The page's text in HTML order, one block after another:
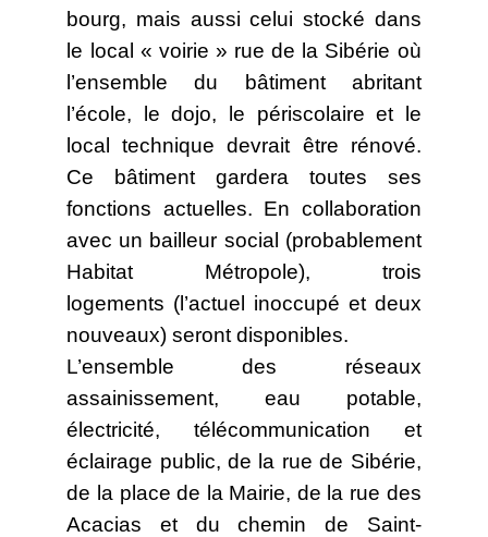
bourg, mais aussi celui stocké dans
le local « voirie » rue de la Sibérie où
l’ensemble du bâtiment abritant
l’école, le dojo, le périscolaire et le
local technique devrait être rénové.
Ce bâtiment gardera toutes ses
fonctions actuelles. En collaboration
avec un bailleur social (probablement
Habitat Métropole), trois
logements (l’actuel inoccupé et deux
nouveaux) seront disponibles.
L’ensemble des réseaux
assainissement, eau potable,
électricité, télécommunication et
éclairage public, de la rue de Sibérie,
de la place de la Mairie, de la rue des
Acacias et du chemin de Saint-